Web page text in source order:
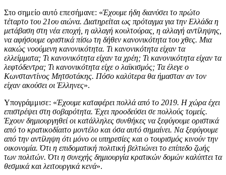
Στο σημείο αυτό επεσήμανε: «Έχουμε ήδη διανύσει το πρώτο
τέταρτο του 21ου αιώνα. Διατηρείται ως πρόταγμα για την Ελλάδα η
μετάβαση στη νέα εποχή, η αλλαγή κουλτούρας, η αλλαγή αντίληψης,
να αφήσουμε οριστικά πίσω τη δήθεν κανονικότητα του χθες. Μια
κακώς νοούμενη κανονικότητα. Τι κανονικότητα είχαν τα
ελλείμματα; Τι κανονικότητα είχαν τα χρέη; Τι κανονικότητα είχαν τα
λεφτόδεντρα; Τι κανονικότητα είχε ο λαϊκισμός; Τα έλεγε ο
Κωνσταντίνος Μητσοτάκης. Πόσο καλύτερα θα ήμασταν αν τον
είχαν ακούσει οι Έλληνες».
Υπογράμμισε: «Έχουμε καταφέρει πολλά από το 2019. Η χώρα έχει
επιστρέψει στη σοβαρότητα. Έχει προοδεύσει σε πολλούς τομείς.
Έχουν δημιουργηθεί οι κατάλληλες συνθήκες να ξεφύγουμε οριστικά
από το κρατικοδίαιτο μοντέλο και όσα αυτό σημαίνει. Να ξεφύγουμε
από την αντίληψη ότι μόνο οι υπηρεσίες και ο τουρισμός κινούν την
οικονομία. Ότι η επιδοματική πολιτική βελτιώνει το επίπεδο ζωής
των πολιτών. Ότι η συνεχής δημιουργία κρατικών δομών καλύπτει τα
θεσμικά και λειτουργικά κενά».